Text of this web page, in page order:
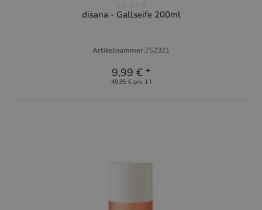
disana - Gallseife 200ml
Artikelnummer:752321
9,99 € *
49,95 € pro 1 l